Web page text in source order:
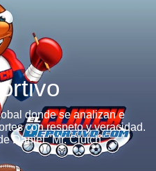
donde se analizan e
con respeto y veracidad.
Daniel "Mr. Clutch"